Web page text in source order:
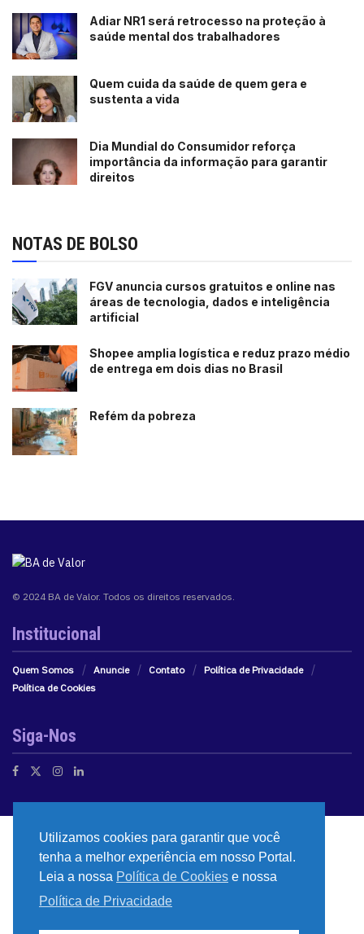
Adiar NR1 será retrocesso na proteção à
saúde mental dos trabalhadores
Quem cuida da saúde de quem gera e
sustenta a vida
Dia Mundial do Consumidor reforça
importância da informação para garantir
direitos
NOTAS DE BOLSO
FGV anuncia cursos gratuitos e online nas
áreas de tecnologia, dados e inteligência
artificial
Shopee amplia logística e reduz prazo médio
de entrega em dois dias no Brasil
Refém da pobreza
© 2024 BA de Valor. Todos os direitos reservados.
Institucional
Quem Somos Anuncie Contato
Política de Privacidade
Política de Cookies
Siga-Nos
Utilizamos cookies para garantir que você
tenha a melhor experiência em nosso Portal.
Leia a nossa Política de Cookies e nossa
Política de Privacidade